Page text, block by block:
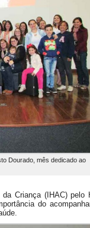
Dourado, mês dedicado ao
Criança (IHAC)
do